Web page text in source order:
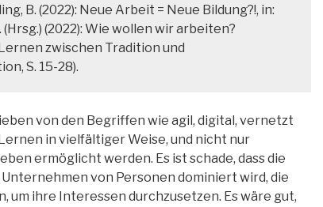
B. (2022): Neue Arbeit = Neue Bildung?!, in:
(2022): Wie wollen wir arbeiten?
zwischen Tradition und
S. 15-28).
von den Begriffen wie agil, digital, vernetzt
in vielfältiger Weise, und nicht nur
ermöglicht werden. Es ist schade, dass die
Unternehmen von Personen dominiert wird, die
um ihre Interessen durchzusetzen. Es wäre gut,